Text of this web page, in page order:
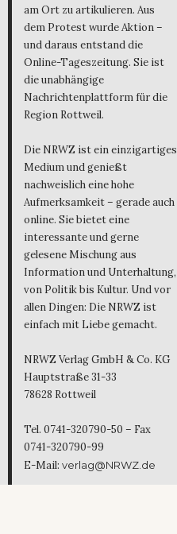
am Ort zu artikulieren. Aus
dem Protest wurde Aktion –
und daraus entstand die
Online-Tageszeitung. Sie ist
die unabhängige
Nachrichtenplattform für die
Region Rottweil.
Die NRWZ ist ein einzigartiges
Medium und genießt
nachweislich eine hohe
Aufmerksamkeit – gerade auch
online. Sie bietet eine
interessante und gerne
gelesene Mischung aus
Information und Unterhaltung,
von Politik bis Kultur. Und vor
allen Dingen: Die NRWZ ist
einfach mit Liebe gemacht.
NRWZ Verlag GmbH & Co. KG
Hauptstraße 31-33
78628 Rottweil
Tel. 0741-320790-50 – Fax
0741-320790-99
E-Mail: verlag@NRWZ.de